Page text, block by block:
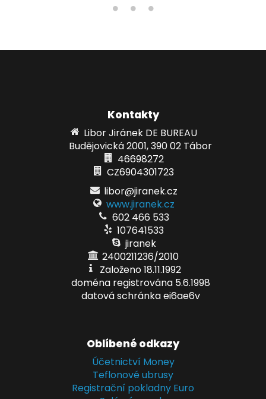
Kontakty
Libor Jiránek DE BUREAU
Budějovická 2001, 390 02 Tábor
46698272
CZ6904301723
libor@jiranek.cz
www.jiranek.cz
602 466 533
107641533
jiranek
2400211236/2010
Založeno 18.11.1992
doména registrována 5.6.1998
datová schránka ei6ae6v
Oblíbené odkazy
Účetnictví Money
Teflonové ubrusy
Registrační pokladny Euro